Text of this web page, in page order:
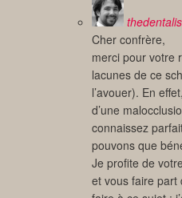
Cher confrère,
merci pour votre
lacunes de ce
l’avouer). En
d’une
connaissez
pouvons que
Je profite de
et vous faire part